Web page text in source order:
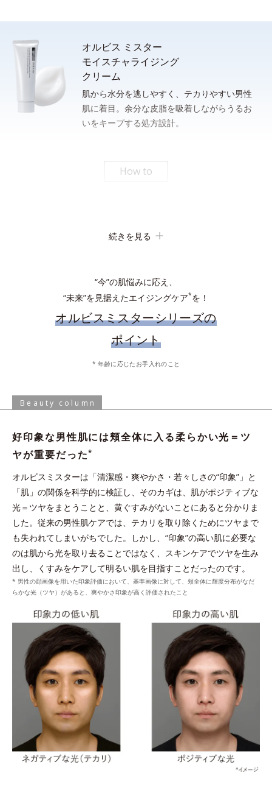
さっと泡立てられるもっちり濃密泡。忙しい朝のスキンケア時間
りとり、上下に強く3回振ったときの泡の嵩目盛りを測定する。N＝3, P<0.05, student t-
炭の約1.2倍の皮脂吸着能力がある“皮脂吸着微粒
を吸着洗浄。
*1 皮脂吸着微粒子と炭を各2gとり、人工皮脂に滴下した際に吸油した量を
測定する。N＝3, P<0.05, student t-test ＜ポーラ化成研究所調べ＞
*2 ケイ酸Ａｌ・Ｍｇ（洗浄成分）
*3 角層まで
整える
うるおいキャッチ膜
を形成し、ローションのうるお
いキャッチ体勢を整える。
*うるおいキャッチ成分（塩化ジメチルジアリルアンモニウム・アクリルア
洗顔後、清潔な手のひらに適量（ポンプ２プッシュまたは、100
すべなめらか肌に。
与える
ウォッシュのうるおいキャッチ膜がローションのうる
おいをキャッチし浸透
*1 シクロヘキサンジカルポン酸ビスエトキシジグリコール
*2 角層まで
オルビス ミスター
モイスチャライジング
クリーム
肌から水分を逃しやすく、テカりやすい男性
肌に着目。余分な皮脂を吸着しながらうるお
いをキープする処方設計。
How to
化粧水で肌を整えた後、手のひらに適量とり、顔全体にやさしく
プラスに帯電したローションの膜に、クリームに配合
されたマイナスに帯電したダブルプロテクトパウダー
が引き寄せ合ってなじむ。
*タルク、ステアロイルグルタミン酸2Na、水酸化AI＝皮脂を吸着しうるお
いを保つ成分
続きを見る
“今”の肌悩みに応え、
“未来”を見据えたエイジングケア*を！
オルビスミスターシリーズの
ポイント
* 年齢に応じたお手入れのこと
Beauty column
好印象な男性肌には頬全体に入る柔らかい光＝ツ
ヤが重要だった*
オルビスミスターは「清潔感・爽やかさ・若々しさの“印象”」と
「肌」の関係を科学的に検証し、そのカギは、肌がポジティブな
光＝ツヤをまとうことと、黄ぐすみがないことにあると分かりま
した。従来の男性肌ケアでは、テカリを取り除くためにツヤまで
も失われてしまいがちでした。しかし、“印象”の高い肌に必要な
のは肌から光を取り去ることではなく、スキンケアでツヤを生み
出し、くすみをケアして明るい肌を目指すことだったのです。
* 男性の顔画像を用いた印象評価において、基準画像に対して、頬全体に輝度分布がなだ
らかな光（ツヤ）があると、爽やかさ印象が高く評価されたこと